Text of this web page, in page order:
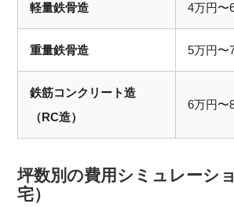
軽量鉄骨造 4万円〜
重量鉄骨造 5万円〜
鉄筋コンクリート造
（RC造）
6万円〜
坪数別の費用シミュレーシ
宅）